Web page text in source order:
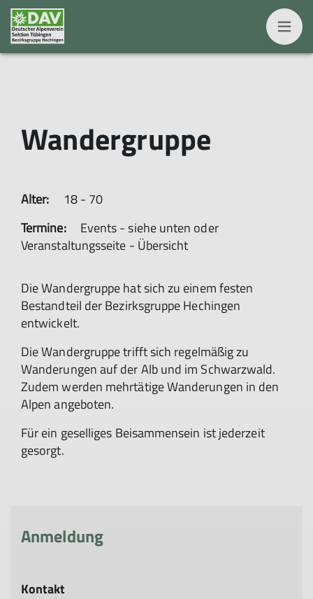
Wandergruppe
Alter:
18 - 70
Termine:
Events - siehe unten oder
Veranstaltungsseite - Übersicht
Die Wandergruppe hat sich zu einem festen
Bestandteil der Bezirksgruppe Hechingen
entwickelt.
Die Wandergruppe trifft sich regelmäßig zu
Wanderungen auf der Alb und im Schwarzwald.
Zudem werden mehrtätige Wanderungen in den
Alpen angeboten.
Für ein geselliges Beisammensein ist jederzeit
gesorgt.
Anmeldung
Kontakt